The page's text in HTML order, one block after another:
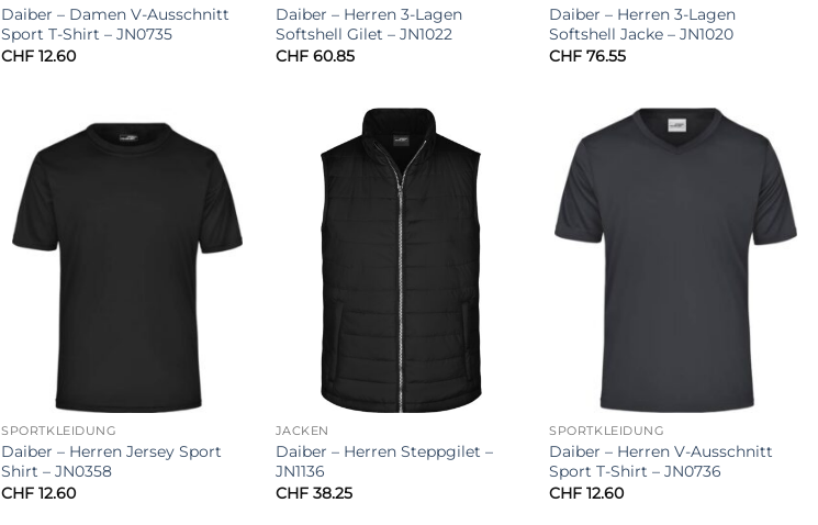
Daiber – Damen V-Ausschnitt
Sport T-Shirt – JN0735
CHF 12.60
Daiber – Herren 3-Lagen
Softshell Gilet – JN1022
CHF60.85
Daiber – Herren 3-Lagen
Softshell Jacke – JN1020
CHF 76.55
SPORTKLEIDUNG
Daiber – Herren Jersey Sport
Shirt – JN0358
CHF 12.60
JACKEN
Daiber – Herren Steppgilet –
JN1136
CHF38.25
SPORTKLEIDUNG
Daiber – Herren V-Ausschnitt
Sport T-Shirt – JN0736
CHF 12.60